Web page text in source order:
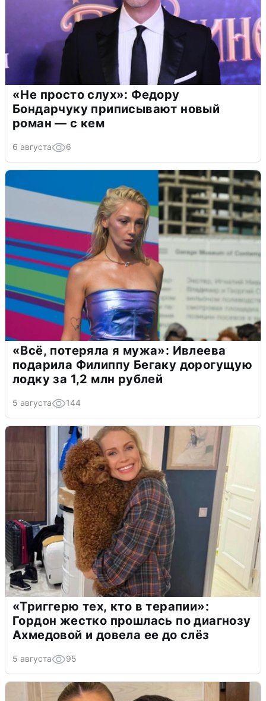
«Не просто слух»: Федору
Бондарчуку приписывают новый
роман — с кем
6 августа 6
«Всё, потеряла я мужа»: Ивлеева
подарила Филиппу Бегаку дорогущую
лодку за 1,2 млн рублей
5 августа 144
«Триггерю тех, кто в терапии»:
Гордон жестко прошлась по диагнозу
Ахмедовой и довела ее до слёз
5 августа 95